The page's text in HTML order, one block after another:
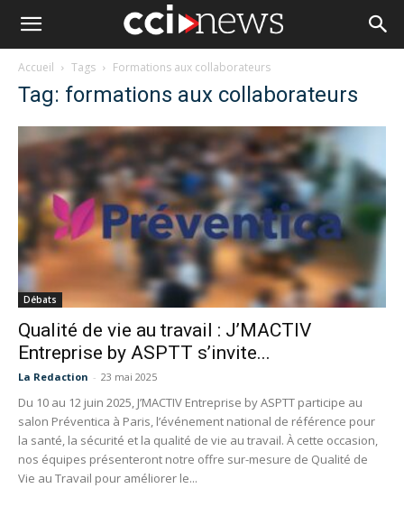
Accueil Tags Formations aux collaborateurs
Tag: formations aux collaborateurs
Débats
Qualité de vie au travail : J’MACTIV
Entreprise by ASPTT s’invite...
La Redaction - 23 mai 2025
Du 10 au 12 juin 2025, J’MACTIV Entreprise by ASPTT participe au
salon Préventica à Paris, l’événement national de référence pour
la santé, la sécurité et la qualité de vie au travail. À cette occasion,
nos équipes présenteront notre offre sur-mesure de Qualité de
Vie au Travail pour améliorer le...